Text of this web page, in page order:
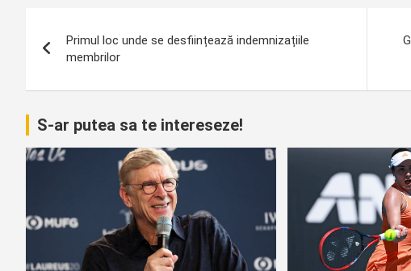
în
articole
Primul loc unde se desființează indemnizațiile
membrilor
S-ar putea sa te intereseze!